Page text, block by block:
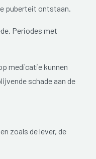
puberteit ontstaan.
Periodes met
medicatie kunnen
schade aan de
zoals de lever, de